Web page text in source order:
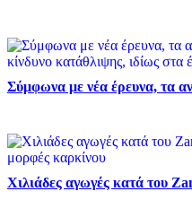
Σύμφωνα με νέα έρευνα, τα
Χιλιάδες αγωγές κατά του